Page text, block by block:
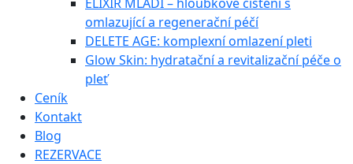
omlazující a regenerační péčí
DELETE AGE: komplexní omlazení pleti
Glow Skin: hydratační a revitalizační péče o
pleť
Ceník
Kontakt
Blog
REZERVACE